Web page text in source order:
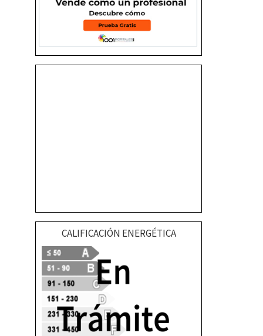
CALIFICACIÓN ENERGÉTICA